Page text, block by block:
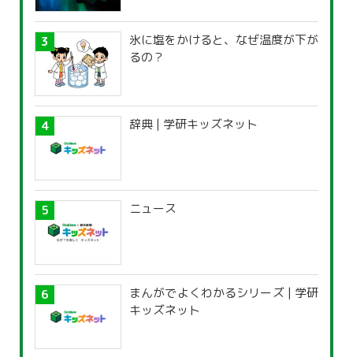
氷に塩をかけると、なぜ温度が下が
るの？
辞典 | 学研キッズネット
ニュース
まんがでよくわかるシリーズ | 学研
キッズネット